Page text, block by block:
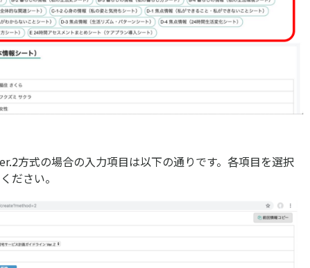
方式の場合の入力項目は以下の通りです。各項目を選択
ださい。